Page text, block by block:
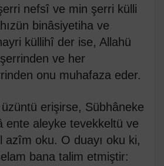
nefsî ve min şerri külli
binâsiyetiha ve
küllihî der ise, Allahü
ve her
onu muhafaza eder.
erişirse, Sübhâneke
ente aleyke tevekkeltü ve
azîm oku. O duayı oku ki,
bana talim etmiştir: